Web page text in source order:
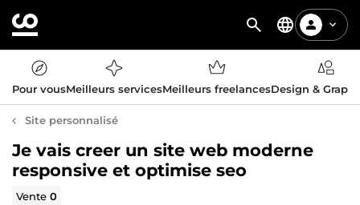
Pour vousMeilleurs servicesMeilleurs freelancesDesign &
Site personnalisé
Je vais creer un site web moderne
responsive et optimise seo
Vente0